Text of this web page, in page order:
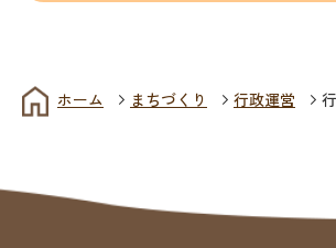
ホーム まちづくり 行政運営